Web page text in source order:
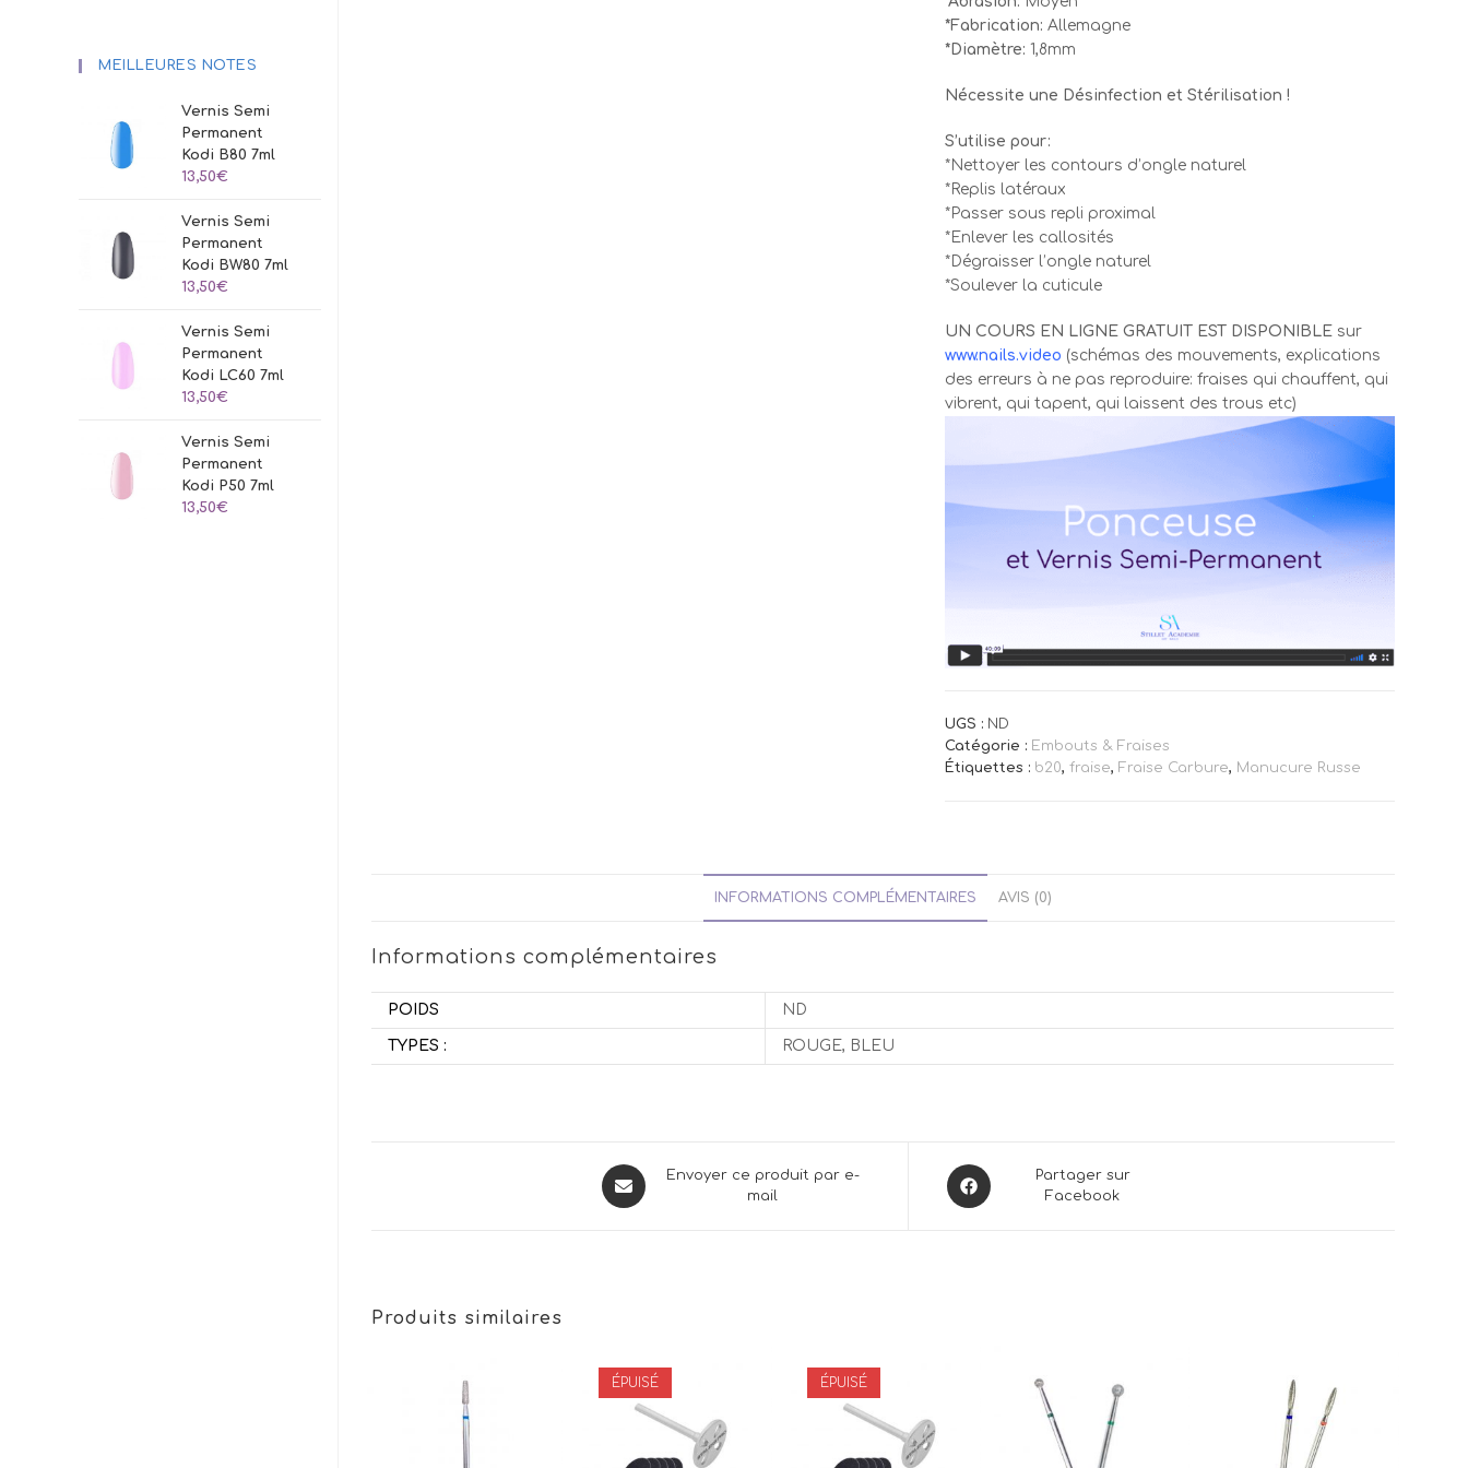
*Fabrication: Allemagne
*Diamètre: 1,8mm
Nécessite une Désinfection et Stérilisation !
S’utilise pour:
*Nettoyer les contours d’ongle naturel
*Replis latéraux
*Passer sous repli proximal
*Enlever les callosités
*Dégraisser l’ongle naturel
*Soulever la cuticule
UN COURS EN LIGNE GRATUIT EST DISPONIBLEsur
www.nails.video (schémas des mouvements, explications
des erreurs à ne pas reproduire: fraises qui chauffent, qui
vibrent, qui tapent, qui laissent des trous etc)
UGS : ND
Catégorie : Embouts & Fraises
Étiquettes : b20, fraise, Fraise Carbure, Manucure Russe
INFORMATIONS COMPLÉMENTAIRES AVIS (0)
Informations complémentaires
POIDS ND
TYPES : ROUGE, BLEU
Opens
in
Envoyer ce produit par e-
mail
Opens
in
Partager sur
Facebook
Produits similaires
ÉPUISÉ ÉPUISÉ
MEILLEURES NOTES
Vernis Semi
Permanent
Kodi B80 7ml
13,50€
Vernis Semi
Permanent
Kodi BW80 7ml
13,50€
Vernis Semi
Permanent
Kodi LC60 7ml
13,50€
Vernis Semi
Permanent
Kodi P50 7ml
13,50€